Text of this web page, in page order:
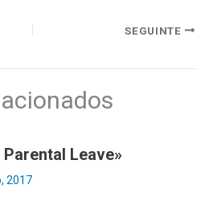
SEGUINTE
Leave»
2017